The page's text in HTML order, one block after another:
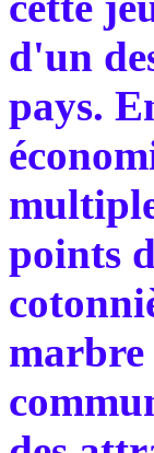
d'un
pays.
points
marbre